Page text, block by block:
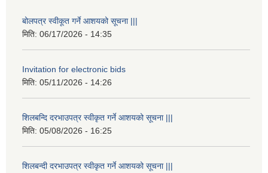
बोलपत्र स्वीकूत गर्ने आशयको सूचना |||
मिति: 06/17/2026 - 14:35
Invitation for electronic bids
मिति: 05/11/2026 - 14:26
शिलबन्दि दरभाउपत्र स्वीकृत गर्ने आशयको सूचना |||
मिति: 05/08/2026 - 16:25
शिलबन्दी दरभाउपत्र स्वीकृत गर्ने आशयको सूचना |||